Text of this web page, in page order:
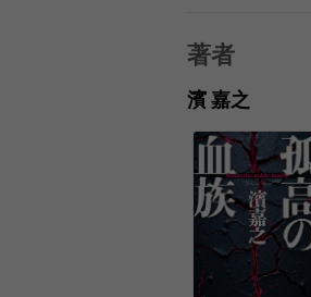
著者
濱 嘉之